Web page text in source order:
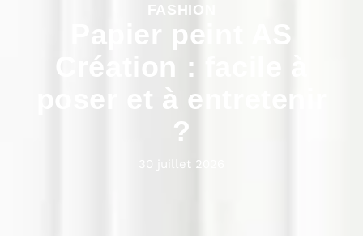
FASHION
Papier peint AS
Création : facile à
poser et à entretenir
?
30 juillet 2026